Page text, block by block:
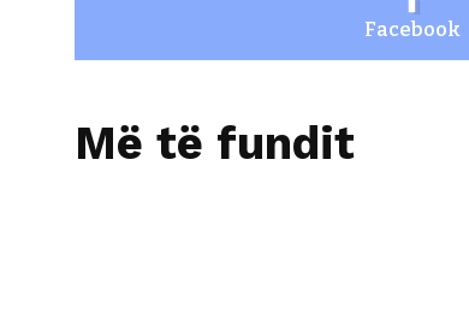
Facebook
Më të fundit